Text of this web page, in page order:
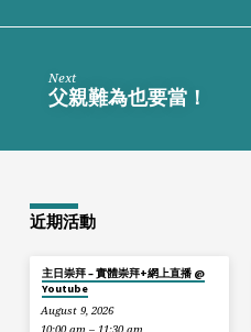
Next
父親難為也要當！
近期活動
主日崇拜 – 實體崇拜+網上直播 @
Youtube
August 9, 2026
10:00 am – 11:30 am